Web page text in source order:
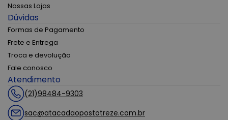
Nossas Lojas
Dúvidas
Formas de Pagamento
Frete e Entrega
Troca e devolução
Fale conosco
Atendimento
(21)98484-9303
sac@atacadaopostotreze.com.br